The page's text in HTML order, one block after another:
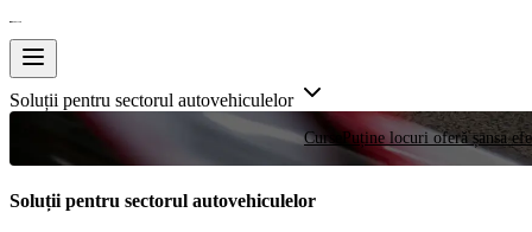
Soluții pentru sectorul autovehiculelor
Curse Puține locuri oferă șansa
Soluții pentru sectorul autovehiculelor